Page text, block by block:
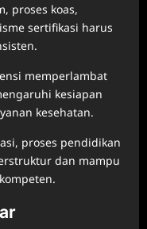
proses koas,
sertifikasi harus
memperlambat
kesiapan
kesehatan.
proses pendidikan
dan mampu